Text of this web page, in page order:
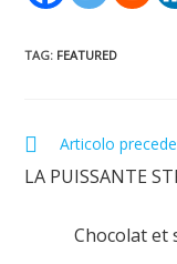
TAG: FEATURED
Articolo
LA PUISSANTE
Chocolat et